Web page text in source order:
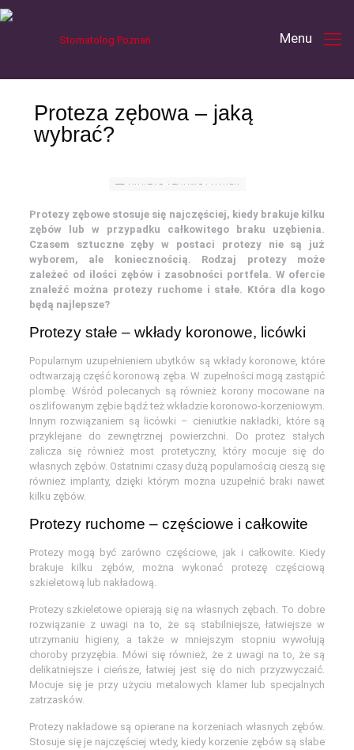
Proteza zębowa – jaką
wybrać?
Protezy zębowe stosuje się najczęściej, kiedy brakuje kilku
zębów lub w przypadku całkowitego braku uzębienia.
Czasem sztuczne zęby w postaci protezy nie są już
wyborem, ale koniecznością. Rodzaj protezy może
zależeć od ilości zębów i zasobności portfela. W ofercie
znaleźć można protezy ruchome i stałe. Która dla kogo
będą najlepsze?
Protezy stałe – wkłady koronowe, licówki
Popularnym uzupełnieniem ubytków są wkłady koronowe, które
odtwarzają część koronową zęba. W zupełności mogą zastąpić
plombę. Wśród polecanych są również korony mocowane na
oszlifowanym zębie bądź też wkładzie koronowo-korzeniowym.
Innym rozwiązaniem są licówki – cieniutkie nakładki, które są
przyklejane do zewnętrznej powierzchni. Do protez stałych
zalicza się również most protetyczny, który mocuje się do
własnych zębów. Ostatnimi czasy dużą popularnością cieszą się
również implanty, dzięki którym można uzupełnić braki nawet
kilku zębów.
Protezy ruchome – częściowe i całkowite
Protezy mogą być zarówno częściowe, jak i całkowite. Kiedy
brakuje kilku zębów, można wykonać protezę częściową
szkieletową lub nakładową.
Protezy szkieletowe opierają się na własnych zębach. To dobre
rozwiązanie z uwagi na to, że są stabilniejsze, łatwiejsze w
utrzymaniu higieny, a także w mniejszym stopniu wywołują
choroby przyzębia. Mówi się również, że z uwagi na to, że są
delikatniejsze i cieńsze, łatwiej jest się do nich przyzwyczaić.
Mocuje się je przy użyciu metalowych klamer lub specjalnych
zatrzasków.
Protezy nakładowe są opierane na korzeniach własnych zębów.
Stosuje się je najczęściej wtedy, kiedy korzenie zębów są słabe